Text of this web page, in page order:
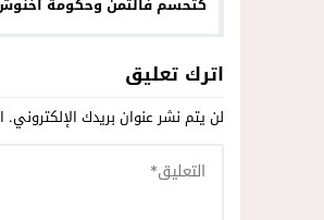
اترك تعليق
لن يتم نشر عنوان بريدك الإلكتروني.